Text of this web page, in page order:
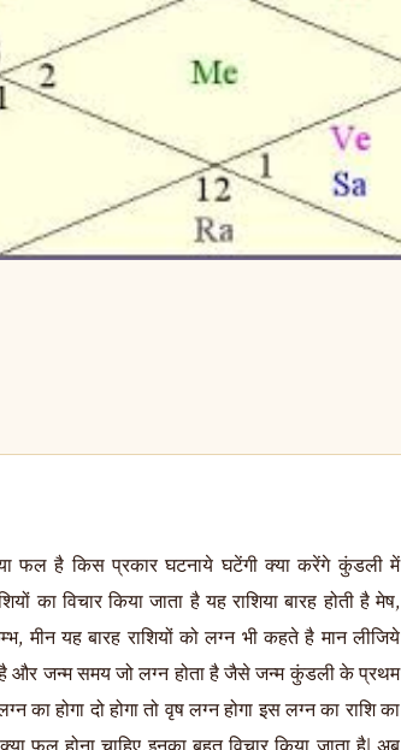
का शादी नहीं होता अगर शादी होगी भी तो घर में कलह मचा होगा अतः जीवन मे कोई सुख नहीं रहेगा उस स्तिथि में उन् पाप ग्रहो का जप, तप , व्रत किया जाता है जिस्से वह शुभ फल देने लगे इसी तरह जन्म कुंडली के पांचवे स्थान का विचार किया जाता है | संतान के लिए की पुत्र होगा या पुत्री होगी या किस प्रकार के होंगे और पांचवे स्थान से बुद्धि का भी विचार किया जाता है मेरा बुद्धि और मेरे संतान का बुद्धि कैसे होंगे और कितने विद्यावान होंगे इस तरह जन्म कुंडली से जीवन मे मार्ग दर्शन की प्राप्ति होती है | अमुक व्यक्ति का कौनसा ग्रह ख़राब है कोनसा कार्य करना चाहिए कोनसा कार्य नहीं करना चाहिए यह सब कुंडली के द्वारा विचार किया जाता है इसलिए प्रसन कुंडली में प्रसन्न करते समय विचार करना चाहिए की वह सकरात्मक प्रसन्न करे और प्रसन्न करते समय वह व्यक्ति का समय होता है वह समय हे उस दुःख और सुख का साक्षी होता है जब कोई प्रसन्न करता है तो शुभ समय प्रारम्भ होता है तो ग्रह गोचर उसके अनुकूल हो जाते है उसे अच्छा अच्छा फल प्रदान करते है और वही प्रतिकूल समय प्रसन पूछते है तो वही उसी अशुभ फल प्रदान करते है इसलिए जन्म कुंडली से विचार करना चाहिए की हमारी इस समय किस ग्रह की दशा चल रही है उस ग्रह का क्या दशा है क्या फल है किस ग्रह की अंतर दशा चल रही है किस ग्रह की प्रति अंतर दशा चल रही है उसका क्या फल घटित होगा क्या फल अघटित होगा या सब जन्म कुंडली के द्वारा विचार किया जाता है इन् सभी ग्रहो को ब्रह्मा के द्वारा वरदान प्राप्त है की जब तुम पूजित को जाओगे तो पूजा के द्वारा उस व्यक्ति का अच्छा फल प्रदान करोगे मान लीजिये अगर शनि की दशा ख़राब है तो वह संकल्प लिया जाता है की शानि ग्रह पीड़ा निवारण के लिए मैंने शनि मंत्रो का जप करने जा रहा हूँ | शनि ग्रह मेरे अनुकूल हो जाये मुझे शुभ फल प्रदान करे इस तरह करने से वह शनि देव का जो दुस प्रभाव है वह उस व्यक्ति के ऊपर से धीरे धीरे हटने लगता है उसे शुभ फल प्राप्त होने लगता है इसलिए किसी योग ज्योतिषी से अपना जन्म कुंडली दिखना चाहिए | मान लीजिये आप बहुत धनवां बालवां है अगर आपका ग्रह सही स्तिथि में नहीं है तो वह आपका अपमान करते देर नहीं लगाएगा और परेशान भी करते रहेंगे अगर समय से पूर्व आप जब अच्छे हो संपन्न हो उस समय किसी योग्य ज्योतिषी से उस शुभ अशुभ समय मे किस ग्रह की पूजा करनी चाहिए क्योंकि ज्योतिष ग्रन्थ है वह भगवान् वेद पुरुष का नेत्र है उससे पता लगाया जाता है की इस समय कौन मुहूर्त है उस समय क्या घटना घटेगी शुभ फल या अशुभ फल देगी शुभ स्थान का विचार किया जाता है घर में गृहप्रवेश का समय विचार किया जाता है | मान लीजिये आप बहुत पूजा पाठ करते है आपका ग्रह अशुभ हो गया तो आपको अशुभ फल की प्राप्ति होगी उस समय आप मजबूर हो कर के ज्योतिषियों के पीछे भागते रहेंगे और मान लीजिये आप जब पूजा पाठ नहीं करते है और आपका ग्रह शुभ है तो आपको शुभ फल तो मिलता हे रहेगा परन्तु तब तक जब तक आपका ग्रह शुभ घर में बैठा हो तो इसलिए पहले हे विचार कर के किसी योग्य ज्योतिषी को आपका जन्म कुंडली दिखा कर विचार कर लेना चाहिए की हमारे जीवन में क्या घटना घटने वाली है कोनसा ग्रह उच्च और नीच है तो वह ज्योतिषी आपको पहले हे सावधान कर देंगे की इस समय से इस समय तक आपका समय ख़राब है आप यह पूजा , जप , तप , व्रत कर लीजिये इसके द्वारा आपका भविस्य मे कल्याण होगा और मान लीजिये इधर आपका समय ख़राब चल रहा है और आपको ज्योतिषी ने पूजा पाठ बतला दिया आपके पास धन का आभाव है तो आप और परेशान हो जाएंगे इसलिए पहले हे सब प्रकार से आप धन आदि से सामर्थ हो तो इन् सब का विचार कर लेना चाहिए देखिये जन्म कुंडली में बारह स्थान होते है पहले स्थान से शरीर का विचार किया जाता है रंग रूप रहन सहन का विचार प्रथम स्थान से होता है दूसरे स्थान से धन का विचार किया जाता है की व्यक्ति के पास धन स्थिर रहेगा की नहीं रहेगा या खर्चा होगा या बचेगा यह कुंडली के दूसरे स्थान से विचार किया जाता है तीसरे स्थान से बल पौरुष भाई बहनो का विचार किया जाता है और नौकरी के बारे में भी विचार किया जाता है साथ में हमारे पास दास दासी रहेंगे की नहीं रहेंगे या हमारे भाई बंदु कैसे होंगे या कमजोर रहेंगे या बलवान रहेंगे यह सब तीसरे स्थान से विचार किया जाता है चौथे स्थान से माता के बारे में भूमि, वहन, वाहन और सुख के लिए विचार किया जाता है की हमारे पास भूमि होगा की नहीं होगा गाडी होंगे की नहीं होंगे हमारे माता के साथ सम्बन्ध अच्छा रहेगा की नहीं रहेगा | हमारे जीवन में सुख रहेगा की दुःख रहेगा या सब कुंडली के चौथे स्थान से विचार किया जाता है पांचवे से पुत्र पुत्री संतान बुद्धि और मां इत्यादि का भी विचार किया जाता है साथ में जन्म कुंडली के छटवे स्थान से शत्रु रोग और मातृ कुल मां आदि ही विचार किया जाता है इनके साथ कैसा सम्बन्ध रहेगा जीवन में कितने शत्रु होंगे आप निरोग रहेंगे यह सब छटवे स्थान से देखा जाता है सातवे से पति पत्नी और जीवन का सम्बन्ध देखा जाता है की हमारे जीवन में सुख रहेगा की दुःख रहेगा यह जन्म कुंडली के सातवे स्थान से विचार किया जाता है आठवे स्थान से आयु का विचार किया जाता है और दुःख का भी विचार किया जाता है | नौवे स्थान से भाग्य का की हमारा भाग्य कैसा है भाग्यसाली रहेंगे की दुखी रहेंगे हमारे जीवन में क्या होगा यह सब नौवे स्थान से विचार किया जाता है नौवे स्थान से धर्म के बारे में भी विचार किया जाता है दसवे स्थान से कर्म पर प्रतिष्ठा मान सम्मान कार्य छेत्र के बारे म विचार किया जाता है उसी प्रकार गायरवे स्थान से आये की जैसे कितना इनकम होगा हम कितना धन कमाएंगे यह